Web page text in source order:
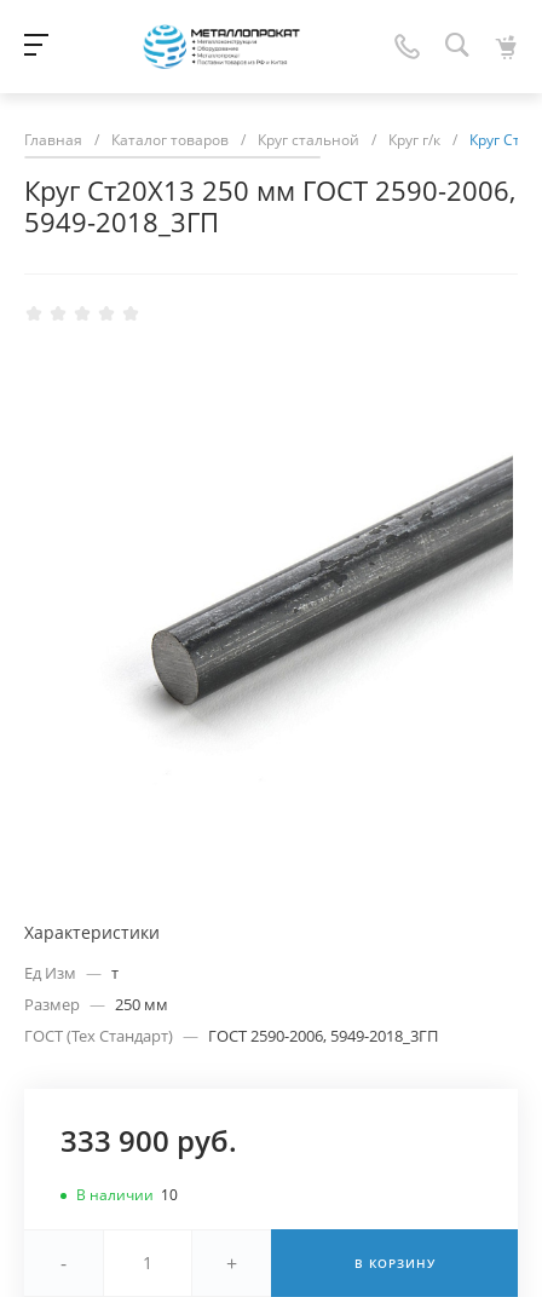
Главная / Каталог товаров / Круг стальной / Круг г/к / Круг
Круг Ст20Х13 250 мм ГОСТ 2590-2006,
5949-2018_3ГП
Характеристики
Ед Изм — т
Размер — 250 мм
ГОСТ (Тех Стандарт) — ГОСТ 2590-2006, 5949-2018_3ГП
333 900 руб.
В наличии 10
- + В КОРЗИНУ